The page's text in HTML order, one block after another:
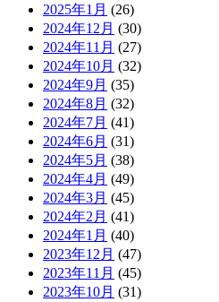
2025年1月 (26)
2024年12月 (30)
2024年11月 (27)
2024年10月 (32)
2024年9月 (35)
2024年8月 (32)
2024年7月 (41)
2024年6月 (31)
2024年5月 (38)
2024年4月 (49)
2024年3月 (45)
2024年2月 (41)
2024年1月 (40)
2023年12月 (47)
2023年11月 (45)
2023年10月 (31)